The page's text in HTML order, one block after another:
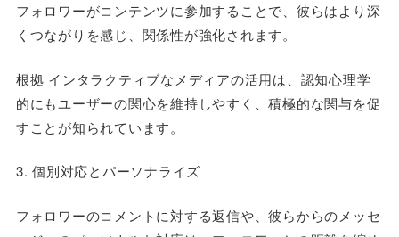
フォロワーがコンテンツに参加することで、彼らはより深
くつながりを感じ、関係性が強化されます。
根拠 インタラクティブなメディアの活用は、認知心理学
的にもユーザーの関心を維持しやすく、積極的な関与を促
すことが知られています。
3. 個別対応とパーソナライズ
フォロワーのコメントに対する返信や、彼らからのメッセ